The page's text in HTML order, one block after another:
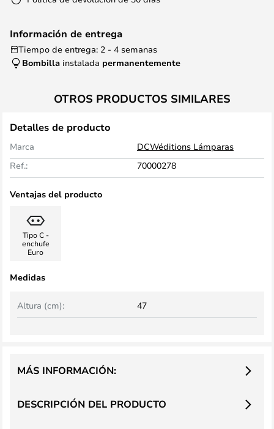
Información de entrega
Tiempo de entrega: 2 - 4 semanas
Bombilla instalada permanentemente
OTROS PRODUCTOS SIMILARES
Detalles de producto
Marca
DCWéditions Lámparas
Ref.:
70000278
Ventajas del producto
Tipo C -
enchufe
Euro
Medidas
Altura (cm): 47
DESCRIPCIÓN DEL PRODUCTO
MÁS INFORMACIÓN: